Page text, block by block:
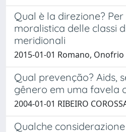
Qual è la direzione?
moralistica delle classi
meridionali
2015-01-01 Romano, Onofrio
Qual prevenção? Aids,
gênero em uma favela
2004-01-01 RIBEIRO
Qualche